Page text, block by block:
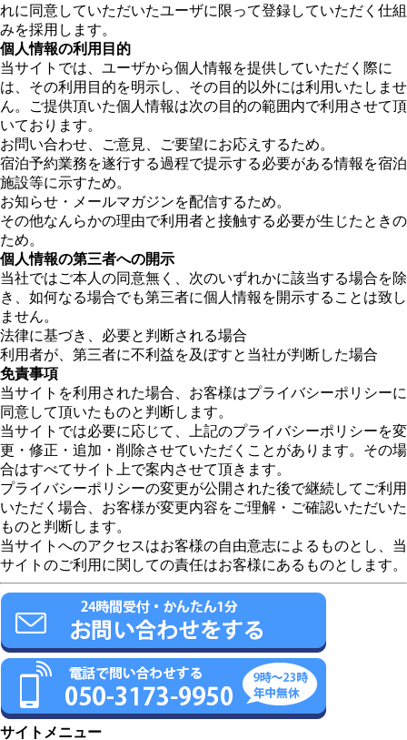
れに同意していただいたユーザに限って登録していただく仕組
みを採用します。
個人情報の利用目的
当サイトでは、ユーザから個人情報を提供していただく際に
は、その利用目的を明示し、その目的以外には利用いたしませ
ん。ご提供頂いた個人情報は次の目的の範囲内で利用させて頂
いております。
お問い合わせ、ご意見、ご要望にお応えするため。
宿泊予約業務を遂行する過程で提示する必要がある情報を宿泊
施設等に示すため。
お知らせ・メールマガジンを配信するため。
その他なんらかの理由で利用者と接触する必要が生じたときの
ため。
個人情報の第三者への開示
当社ではご本人の同意無く、次のいずれかに該当する場合を除
き、如何なる場合でも第三者に個人情報を開示することは致し
ません。
法律に基づき、必要と判断される場合
利用者が、第三者に不利益を及ぼすと当社が判断した場合
免責事項
当サイトを利用された場合、お客様はプライバシーポリシーに
同意して頂いたものと判断します。
当サイトでは必要に応じて、上記のプライバシーポリシーを変
更・修正・追加・削除させていただくことがあります。その場
合はすべてサイト上で案内させて頂きます。
プライバシーポリシーの変更が公開された後で継続してご利用
いただく場合、お客様が変更内容をご理解・ご確認いただいた
ものと判断します。
当サイトへのアクセスはお客様の自由意志によるものとし、当
サイトのご利用に関しての責任はお客様にあるものとします。
サイトメニュー